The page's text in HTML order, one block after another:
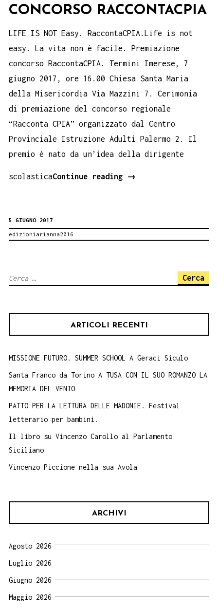
CONCORSO RACCONTACPIA
LIFE IS NOT Easy. RaccontaCPIA.Life is not
easy. La vita non è facile. Premiazione
concorso RaccontaCPIA. Termini Imerese, 7
giugno 2017, ore 16.00 Chiesa Santa Maria
della Misericordia Via Mazzini 7. Cerimonia
di premiazione del concorso regionale
“Racconta CPIA” organizzato dal Centro
Provinciale Istruzione Adulti Palermo 2. Il
premio è nato da un’idea della dirigente
scolasticaContinue reading
LIFE
→
5 GIUGNO 2017
edizioniarianna2016
Ricerca
ARTICOLI RECENTI
MISSIONE FUTURO. SUMMER SCHOOL A Geraci Siculo
Santa Franco da Torino A TUSA CON IL SUO ROMANZO LA
MEMORIA DEL VENTO
PATTO PER LA LETTURA DELLE MADONIE. Festival
letterario per bambini.
Il libro su Vincenzo Carollo al Parlamento
Siciliano
Vincenzo Piccione nella sua Avola
ARCHIVI
Agosto 2026
Luglio 2026
Giugno 2026
Maggio 2026